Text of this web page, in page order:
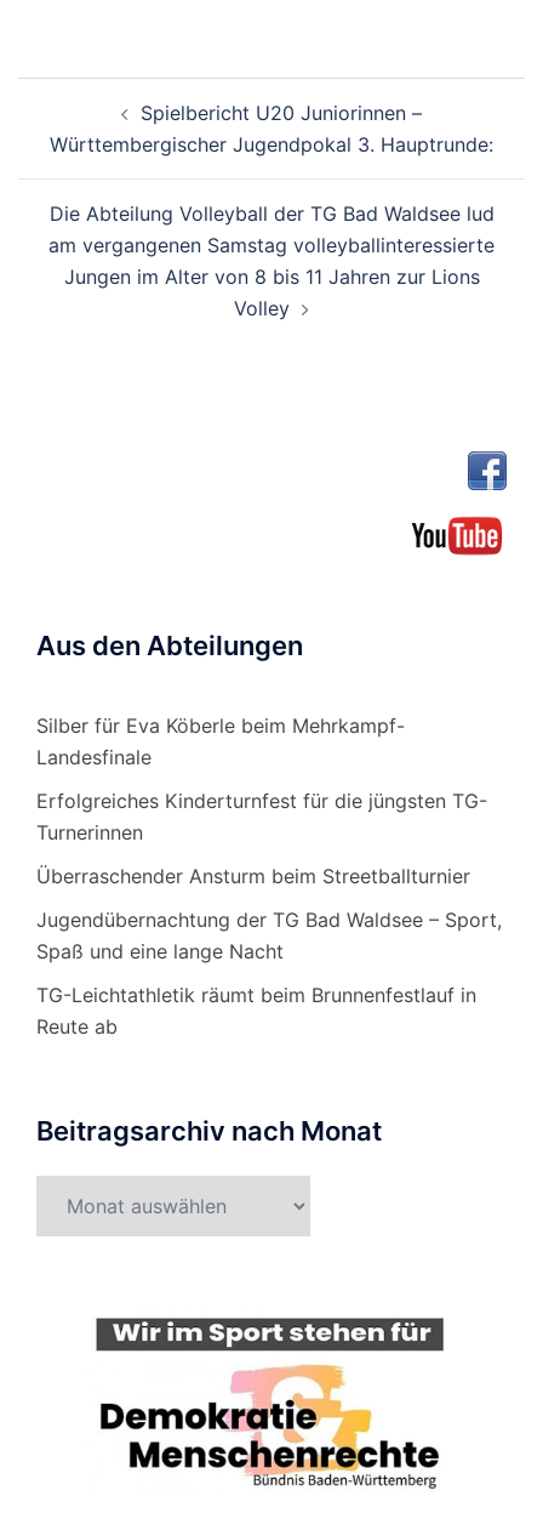
Spielbericht U20 Juniorinnen –
Württembergischer Jugendpokal 3. Hauptrunde:
Die Abteilung Volleyball der TG Bad Waldsee lud
am vergangenen Samstag volleyballinteressierte
Jungen im Alter von 8 bis 11 Jahren zur Lions
Volley
Aus den Abteilungen
Silber für Eva Köberle beim Mehrkampf-
Landesfinale
Erfolgreiches Kinderturnfest für die jüngsten TG-
Turnerinnen
Überraschender Ansturm beim Streetballturnier
Jugendübernachtung der TG Bad Waldsee – Sport,
Spaß und eine lange Nacht
TG-Leichtathletik räumt beim Brunnenfestlauf in
Reute ab
Beitragsarchiv nach Monat